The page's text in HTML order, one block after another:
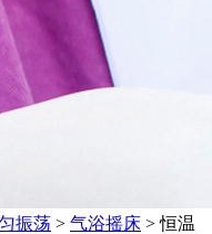
振荡 > 气浴摇床 >恒温